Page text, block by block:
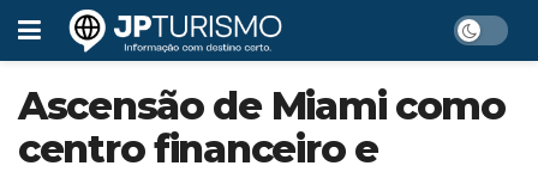
Ascensão de Miami como
centro financeiro e